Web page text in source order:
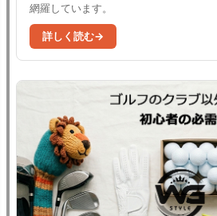
網羅しています。
詳しく読む